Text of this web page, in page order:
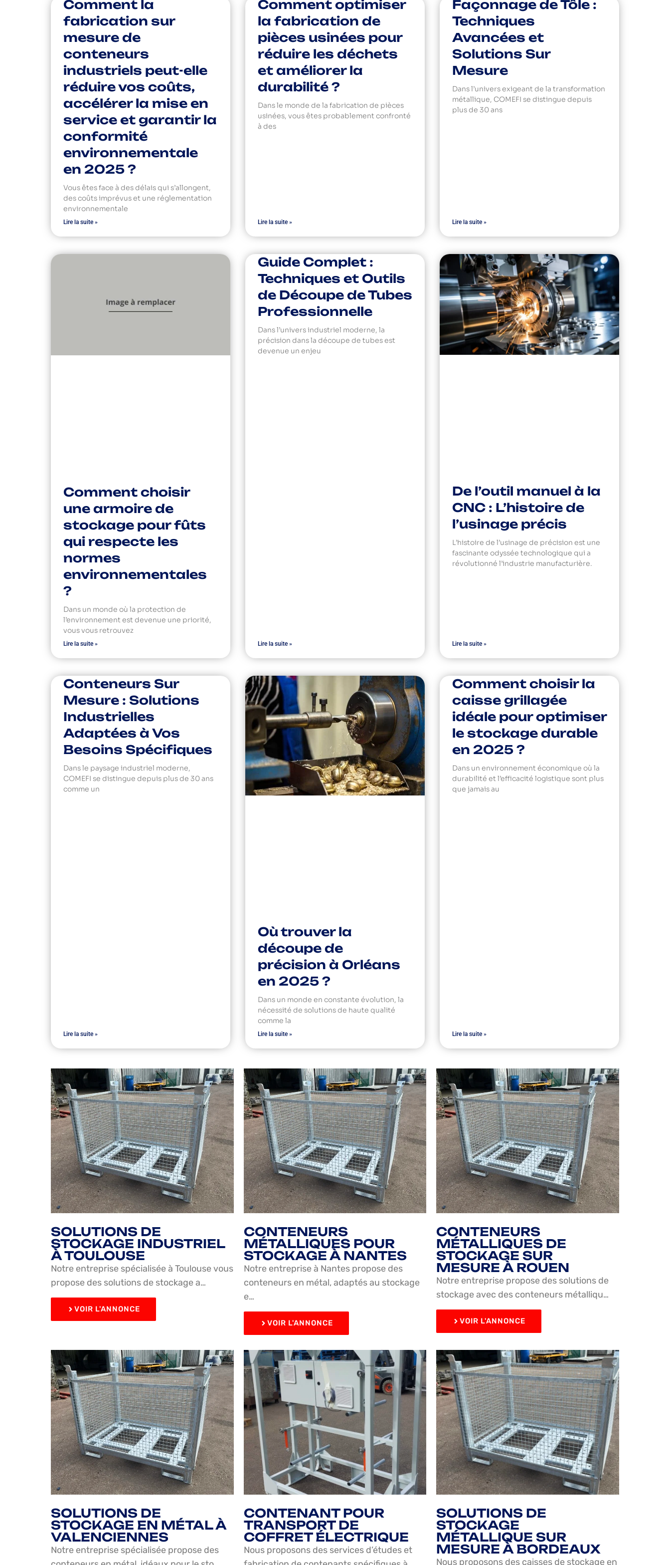
Comment la
fabrication sur
mesure de
conteneurs
industriels peut-elle
réduire vos coûts,
accélérer la mise en
service et garantir la
conformité
environnementale
en 2025 ?
Vous êtes face à des délais qui s’allongent,
des coûts imprévus et une réglementation
environnementale
Lire la suite »
Comment optimiser
la fabrication de
pièces usinées pour
réduire les déchets
et améliorer la
durabilité ?
Dans le monde de la fabrication de pièces
usinées, vous êtes probablement confronté
à des
Lire la suite »
Façonnage de Tôle :
Techniques
Avancées et
Solutions Sur
Mesure
Dans l’univers exigeant de la transformation
métallique, COMEFI se distingue depuis
plus de 30 ans
Lire la suite »
Comment choisir
une armoire de
stockage pour fûts
qui respecte les
normes
environnementales
?
Dans un monde où la protection de
l’environnement est devenue une priorité,
vous vous retrouvez
Lire la suite »
Guide Complet :
Techniques et Outils
de Découpe de Tubes
Professionnelle
Dans l’univers industriel moderne, la
précision dans la découpe de tubes est
devenue un enjeu
Lire la suite »
De l’outil manuel à la
CNC : L’histoire de
l’usinage précis
L’histoire de l’usinage de précision est une
fascinante odyssée technologique qui a
révolutionné l’industrie manufacturière.
Lire la suite »
Conteneurs Sur
Mesure : Solutions
Industrielles
Adaptées à Vos
Besoins Spécifiques
Dans le paysage industriel moderne,
COMEFI se distingue depuis plus de 30 ans
comme un
Lire la suite »
Où trouver la
découpe de
précision à Orléans
en 2025 ?
Dans un monde en constante évolution, la
nécessité de solutions de haute qualité
comme la
Lire la suite »
Comment choisir la
caisse grillagée
idéale pour optimiser
le stockage durable
en 2025 ?
Dans un environnement économique où la
durabilité et l’efficacité logistique sont plus
que jamais au
Lire la suite »
SOLUTIONS DE
STOCKAGE INDUSTRIEL
À TOULOUSE
Notre entreprise spécialisée à Toulouse vous
propose des solutions de stockage a…
VOIR L'ANNONCE
CONTENEURS
MÉTALLIQUES POUR
STOCKAGE À NANTES
Notre entreprise à Nantes propose des
conteneurs en métal, adaptés au stockage
e…
VOIR L'ANNONCE
CONTENEURS
MÉTALLIQUES DE
STOCKAGE SUR
MESURE À ROUEN
Notre entreprise propose des solutions de
stockage avec des conteneurs métalliqu…
VOIR L'ANNONCE
SOLUTIONS DE
STOCKAGE EN MÉTAL À
VALENCIENNES
Notre entreprise spécialisée propose des
CONTENANT POUR
TRANSPORT DE
COFFRET ÉLECTRIQUE
Nous proposons des services d’études et
SOLUTIONS DE
STOCKAGE
MÉTALLIQUE SUR
MESURE À BORDEAUX
Nous proposons des caisses de stockage en